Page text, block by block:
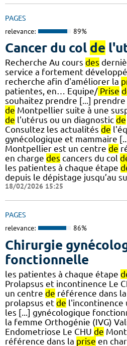
PAGES
relevance: 89%
Cancer du col de
Recherche Au cours des
service a fortement
recherche afin d'améliorer la
patientes, en… Equipe/ Prise
souhaitez prendre [...] prendre
de Montpellier suite à une
de l'utérus ou un diagnostic de
Consultez les actualités de
gynécologique et mammaire
Montpellier est un centre de
en charge des cancers du col
les patientes à chaque étape
depuis le dépistage jusqu’au
18/02/2026 15:25
PAGES
relevance: 86%
Chirurgie
fonctionnelle
les patientes à chaque étape
Prolapsus et incontinence Le
un centre de référence dans la
prolapsus et de l'incontinence
les [...] gynécologique
la femme Orthogénie (IVG)
Endometriose Le CHU de
référence dans la prise en